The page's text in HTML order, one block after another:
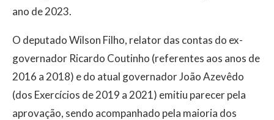
ano de 2023.
O deputado Wilson Filho, relator das contas do ex-
governador Ricardo Coutinho (referentes aos anos de
2016 a 2018) e do atual governador João Azevêdo
(dos Exercícios de 2019 a 2021) emitiu parecer pela
aprovação, sendo acompanhado pela maioria dos